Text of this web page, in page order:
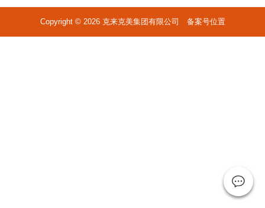
Copyright © 2026 克来克美集团有限公司 备案号位置